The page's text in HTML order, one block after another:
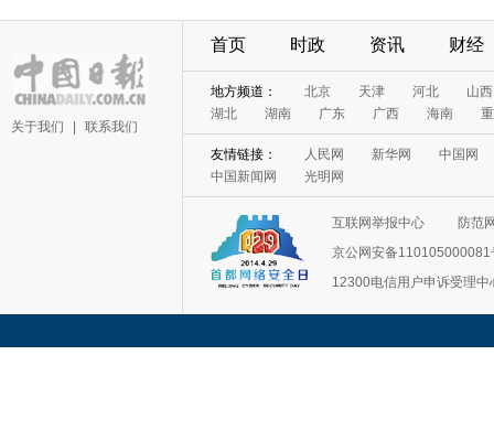
关于我们 联系我们
首页 时政 资讯 财经
地方频道： 北京 天津 河北
山西
湖北
湖南 广东 广西 海南
友情链接： 人民网 新华网
中国网
中国新闻网
光明网
互联网举报中心
防范
京公网安备110105000081
12300电信用户申诉受理中